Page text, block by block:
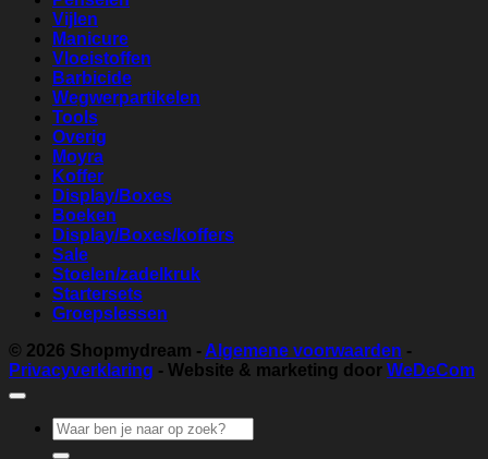
Vijlen
Manicure
Vloeistoffen
Barbicide
Wegwerpartikelen
Tools
Overig
Moyra
Koffer
Display/Boxes
Boeken
Display/Boxes/koffers
Sale
Stoelen/zadelkruk
Startersets
Groepslessen
© 2026 Shopmydream - Algemene voorwaarden -
Privacyverklaring - Website & marketing door WeDeCom
Zoeken
naar: